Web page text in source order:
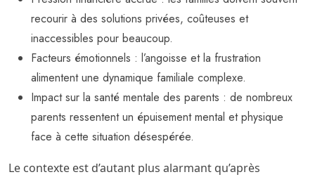
recourir à des solutions privées, coûteuses et
inaccessibles pour beaucoup.
Facteurs émotionnels : l’angoisse et la frustration
alimentent une dynamique familiale complexe.
Impact sur la santé mentale des parents : de nombreux
parents ressentent un épuisement mental et physique
face à cette situation désespérée.
Le contexte est d’autant plus alarmant qu’après